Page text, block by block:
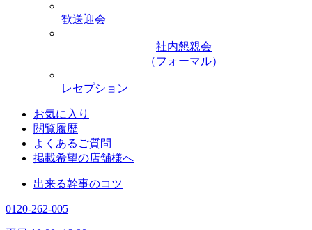
歓送迎会
社内懇親会
（フォーマル）
レセプション
お気に入り
閲覧履歴
よくあるご質問
掲載希望の店舗様へ
出来る幹事のコツ
0120-262-005